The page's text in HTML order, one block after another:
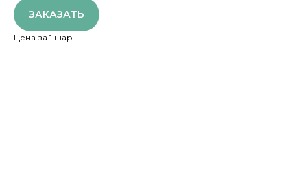
ЗАКАЗАТЬ
Цена за 1 шар